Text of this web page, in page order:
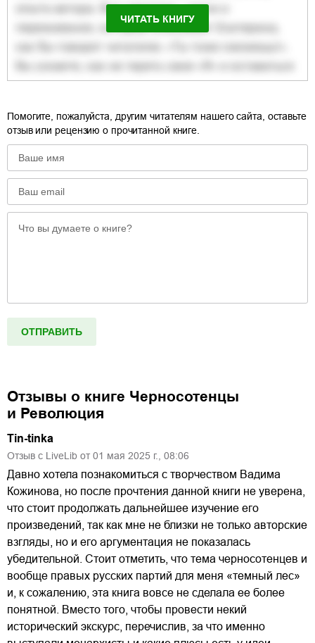
ЧИТАТЬ КНИГУ
Помогите, пожалуйста, другим читателям нашего сайта, оставьте
отзыв или рецензию о прочитанной книге.
Отзывы о книге Черносотенцы
и Революция
Tin-tinka
Отзыв с LiveLib от 01 мая 2025 г., 08:06
Давно хотела познакомиться с творчеством Вадима
Кожинова, но после прочтения данной книги не уверена,
что стоит продолжать дальнейшее изучение его
произведений, так как мне не близки не только авторские
взгляды, но и его аргументация не показалась
убедительной. Стоит отметить, что тема черносотенцев и
вообще правых русских партий для меня «темный лес»
и, к сожалению, эта книга вовсе не сделала ее более
понятной. Вместо того, чтобы провести некий
исторический экскурс, перечислив, за что именно